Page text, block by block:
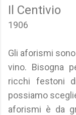
Il Centivio
1906
Gli aforismi
vino. Bisogna
ricchi festoni
possiamo
aforismi è da